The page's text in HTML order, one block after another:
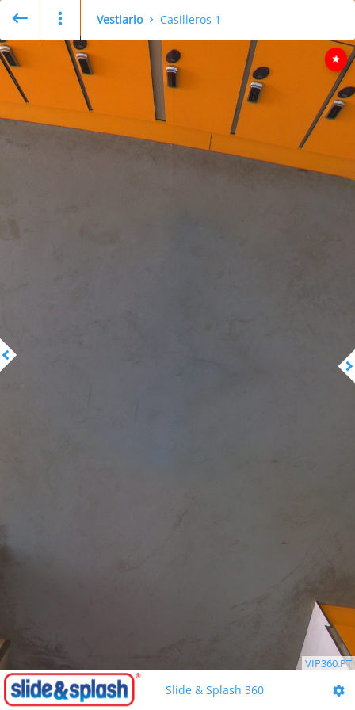
VIP360.PT
Slide & Splash 360
Vestiario Casilleros 1